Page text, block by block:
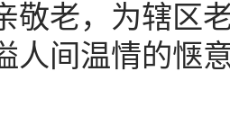
敬老，为辖区
人间温情的惬